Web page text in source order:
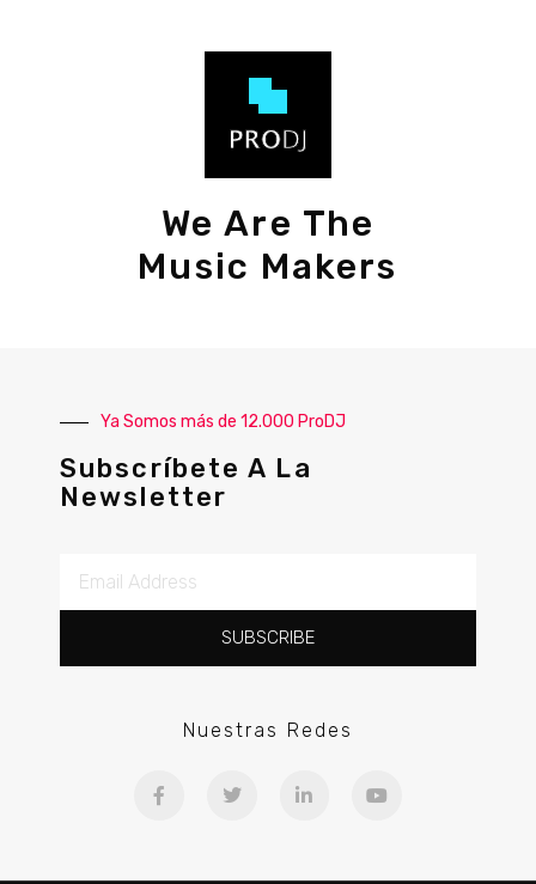
We Are The
Music Makers
Ya Somos más de 12.000 ProDJ
Subscríbete A La
Newsletter
SUBSCRIBE
Nuestras Redes